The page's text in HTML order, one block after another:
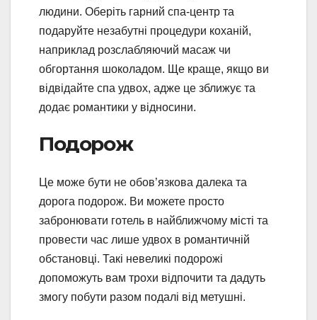
людини. Оберіть гарний спа-центр та
подаруйте незабутні процедури коханій,
наприклад розслабляючий масаж чи
обгортання шоколадом. Ще краще, якщо ви
відвідайте спа удвох, адже це зближує та
додає романтики у відносини.
Подорож
Це може бути не обов’язкова далека та
дорога подорож. Ви можете просто
забронювати готель в найближчому місті та
провести час лише удвох в романтичній
обстановці. Такі невеликі подорожі
допоможуть вам трохи відпочити та дадуть
змогу побути разом подалі від метушні.